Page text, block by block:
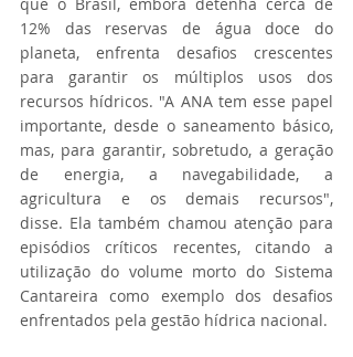
que o Brasil, embora detenha cerca de
12% das reservas de água doce do
planeta, enfrenta desafios crescentes
para garantir os múltiplos usos dos
recursos hídricos. "A ANA tem esse papel
importante, desde o saneamento básico,
mas, para garantir, sobretudo, a geração
de energia, a navegabilidade, a
agricultura e os demais recursos",
disse. Ela também chamou atenção para
episódios críticos recentes, citando a
utilização do volume morto do Sistema
Cantareira como exemplo dos desafios
enfrentados pela gestão hídrica nacional.